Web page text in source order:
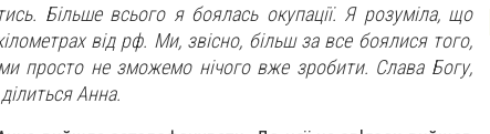
Більше всього я боялась окупації. Я розуміла, що
від рф. Ми, звісно, більш за все боялися того,
просто не зможемо нічого вже зробити. Слава Богу,
Анна.